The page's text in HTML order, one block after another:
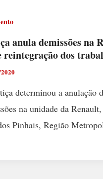
anula demissões na
reintegração dos
determinou a anulação
na unidade da
Pinhais, Região